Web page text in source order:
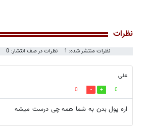
نظرات
نظرات منتشر شده: 1 نظرات در صف انتشار: 0
علی
0
0
اره پول بدن به شما همه چی درست میشه